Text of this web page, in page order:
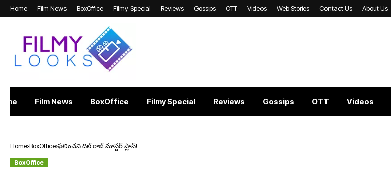
Home Film News BoxOffice Filmy Special Reviews Gossips OTT Videos Web Stories Contact Us About Us
Film News BoxOffice Filmy Special Reviews Gossips OTT Videos
Home BoxOffice ఫలించని దిల్ రాజ్ మాస్టర్ ప్లాన్!
BoxOffice